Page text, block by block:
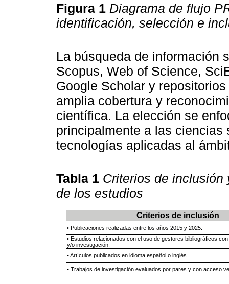
Figura 1 Diagrama de flujo
identificación, selección e
La búsqueda de información
Scopus, Web of Science,
Google Scholar y
amplia cobertura y
científica. La elección se
principalmente a las
tecnologías aplicadas al
Tabla 1 Criterios de
de los estudios
Criterios de inclusión
• Publicaciones realizadas entre los años 2015 y 2025.
• Estudios relacionados con el uso de gestores bibliográficos
y/o investigación.
• Artículos publicados en idioma español o inglés.
• Trabajos de investigación evaluados por pares y con acceso